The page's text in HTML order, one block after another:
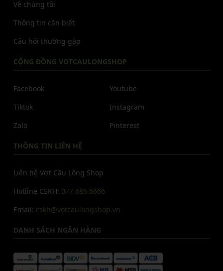
Về chúng tôi
Thông tin cần biết
Câu hỏi thường gặp
CỘNG ĐỒNG VOTCAULONGSHOP
Facebook
Tiktok
Zalo
Youtube
Instagram
Pinterest
THÔNG TIN LIÊN HỆ
Liên hệ Vợt Cầu Lông Shop
Hotline CSKH: 077.685.6666
Email: cskh@votcaulongshop.vn
DANH SÁCH NGÂN HÀNG